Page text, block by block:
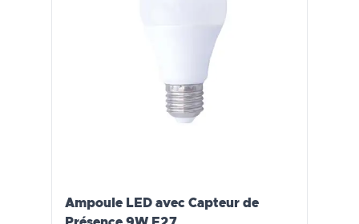
Ampoule LED avec Capteur de